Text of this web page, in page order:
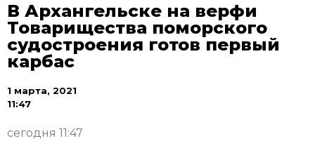
В Архангельске на верфи
Товарищества поморского
судостроения готов первый
карбас
1 марта, 2021
11:47
сегодня 11:47